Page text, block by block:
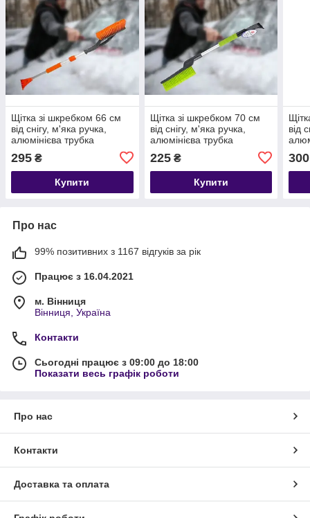
Щітка зі шкребком 66 см
від снігу, м'яка ручка,
алюмінієва трубка
295 ₴
Купити
Щітка зі шкребком 70 см
від снігу, м'яка ручка,
алюмінієва трубка
225₴
Купити
від
300
Про нас
99% позитивних з 1167 відгуків за рік
Працює з 16.04.2021
м. Вінниця
Вінниця, Україна
Контакти
Сьогодні працює з 09:00 до 18:00
Показати весь графік роботи
Про нас
Контакти
Доставка та оплата